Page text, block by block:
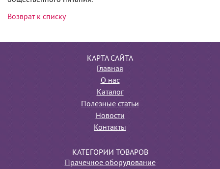
Возврат к списку
КАРТА САЙТА
Главная
О нас
Каталог
Полезные статьи
Новости
Контакты
КАТЕГОРИИ ТОВАРОВ
Прачечное оборудование